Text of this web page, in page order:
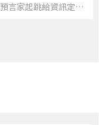
言家起跳給資訊定局
麼問題 首輪真
析和站邊能力 也不一